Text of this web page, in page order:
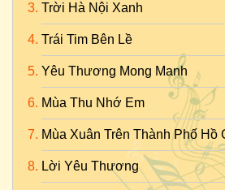
Trời Hà Nội Xanh
Trái Tim Bên Lề
Yêu Thương Mong Manh
Mùa Thu Nhớ Em
Mùa Xuân Trên Thành Phố Hồ
Lời Yêu Thương